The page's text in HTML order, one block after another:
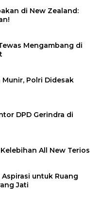
di New Zealand:
Mengambang di
Polri Didesak
DPD Gerindra di
All New Terios
untuk Ruang
Jati